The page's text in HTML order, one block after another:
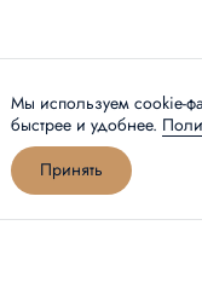
Мы используем cookie-
быстрее и удобнее.
Принять